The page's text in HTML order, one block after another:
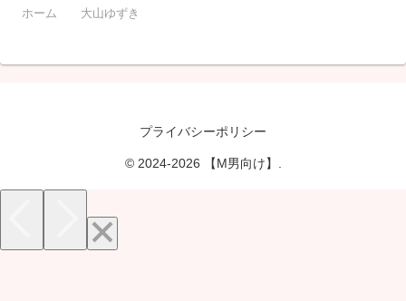
ホーム 大山ゆずき
プライバシーポリシー
© 2024-2026 【M男向け】.